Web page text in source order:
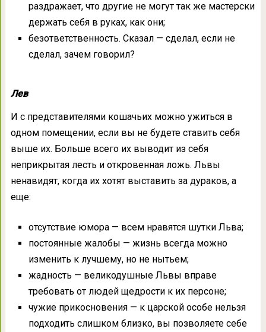
раздражает, что другие не могут так же мастерски
держать себя в руках, как они;
безответственность. Сказал — сделал, если не
сделал, зачем говорил?
Лев
И с представителями кошачьих можно ужиться в
одном помещении, если вы не будете ставить себя
выше их. Больше всего их выводит из себя
неприкрытая лесть и откровенная ложь. Львы
ненавидят, когда их хотят выставить за дураков, а
еще:
отсутствие юмора — всем нравятся шутки Льва;
постоянные жалобы — жизнь всегда можно
изменить к лучшему, но не нытьем;
жадность — великодушные Львы вправе
требовать от людей щедрости к их персоне;
чужие прикосновения — к царской особе нельзя
подходить слишком близко, вы позволяете себе